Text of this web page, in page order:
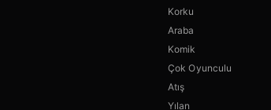
Korku
Araba
Komik
Çok Oyunculu
Atış
Yılan